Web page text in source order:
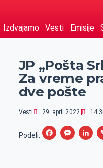
Izdvajamo Vesti Emisije
JP „Pošta
Za vreme
dve pošte
Vesti 29. april 2022.
Podeli:
F
M
L